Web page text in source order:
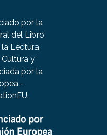
por la
del Libro
Lectura,
y
por la
-